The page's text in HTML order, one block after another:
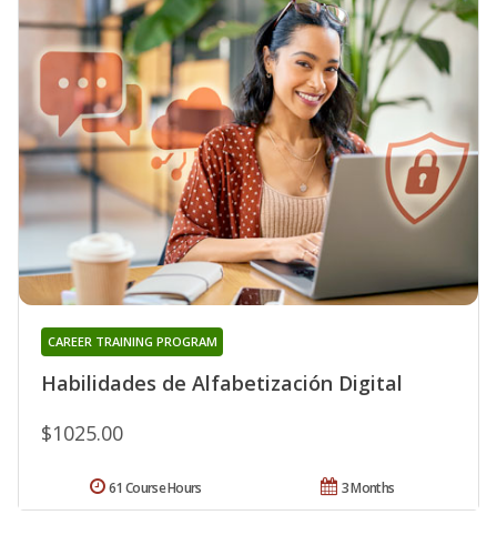
Habilidades de Alfabetización Digital
CAREER TRAINING PROGRAM
$1025.00
3 Months
61 Course Hours